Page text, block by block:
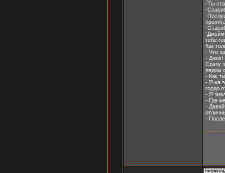
-Ты
-
-
-
-
тебе
Как
- Что
- Джек!
Сразу
рядом
- Как
- Я на
гордо
- Я
- Где
-
-